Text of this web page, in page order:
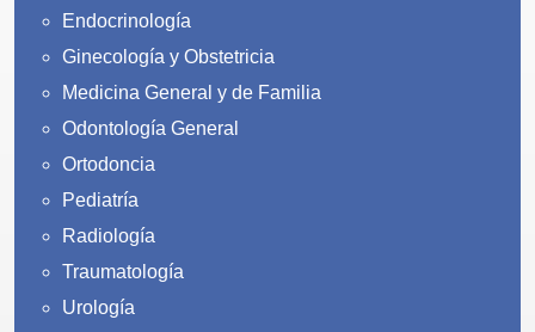
Endocrinología
Ginecología y Obstetricia
Medicina General y de Familia
Odontología General
Ortodoncia
Pediatría
Radiología
Traumatología
Urología